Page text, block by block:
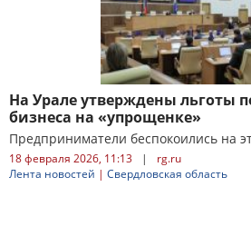
На Урале утверждены льготы
бизнеса на «упрощенке»
Предприниматели беспокоились на
18 февраля 2026, 11:13 |
rg.ru
Лента новостей | Свердловская область